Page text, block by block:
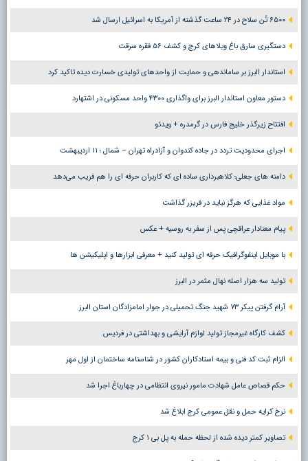
۶۵۰۰ تُن سلاح در ۲۴ ساعت گذشته از آمریکا به اسرائیل ارسال شد
دستگیری سارق باغ ویلاهای کرج و کشف ۵۶ فقره سرقت
استاندار البرز بر ساماندهی و حمایت از واحدهای تولیدی خسارت دیده تاکید کرد
دستور معاون استاندار البرز برای واگذاری ۴۳۰۰ واحد مسکونی در اشتهارد
افتتاح زیرگذر خلیج فارس در گرمدره + ویدئو
اجرای محدودیت تردد در جاده کندوان و آزادراه تهران – شمال ؛ ١١ اردیبهشت
دامنه های جعلی؛ کلاهبرداری ساده ای که کاربران حرفه ای را هم فریب می‌دهد
مواد غذایی که هرگز نباید در فریزر گذاشت
پیام معنادار عراقچی پس از سفر به روسیه + عکس
با موبایل اینفوگرافیک حرفه ای تولید کنید + معرفی ابزارها و اپلیکیشن ها
تولید سه هزار اصله نهال مثمر در البرز
آرام گرفتن پیکر ۷۳ شهید جنگ تحمیلی در جوار امامزادگان استان البرز
کشف کارگاه غیرمجاز تولید لوازم آرایشی و بهداشتی در فردیس
الزام ثبت کد فنی و بیمه استادکاران کشور در شناسنامه ساختمان از اول مهر
حکم قصاص عامل شهادت مامور نیروی انتظامی در چهارباغ اجرا شد
نرخ کرایه حمل و نقل عمومی کرج ابلاغ شد
تصاویر کمتر دیده شده از لحظه حمله به پل بی ۱ کرج